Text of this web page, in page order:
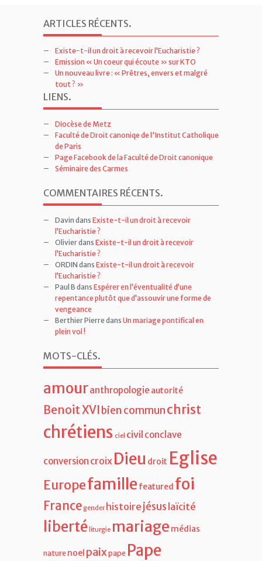
Existe-t-il un droit à recevoir l’Eucharistie ?
Emission « Un coeur qui écoute » sur KTO
Un nouveau livre : « Prêtres, envers et malgré
tout ? »
LIENS.
Diocèse de Metz
Faculté de Droit canoniqe de l'Institut Catholique
de Paris
Page Facebook de la Faculté de Droit canonique
Séminaire des Carmes
DavindansExiste-t-il un droit à recevoir
l’Eucharistie ?
Olivier
dans
Existe-t-il un droit à recevoir
l’Eucharistie ?
ORDIN
dans
Existe-t-il un droit à recevoir
l’Eucharistie ?
Paul B
dans
Espérer en l’éventualité d’une
repentance plutôt que d’assouvir une forme de
vengeance
Berthier Pierre
dans
plein vol !
amour
Benoit XVIbien communchrist
chrétiens
Dieu Eglise
famille foi
France histoire jésuslaïcité
liberté mariagemédias
paix
Pape